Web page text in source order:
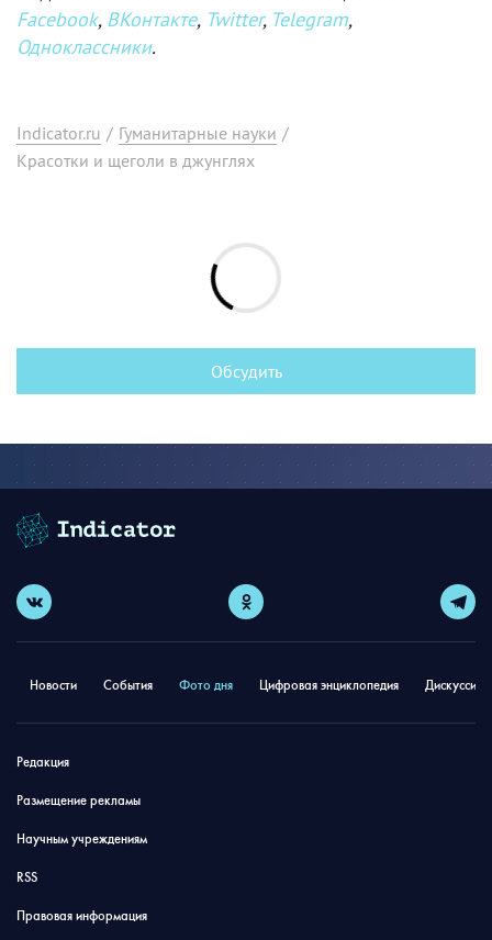
Facebook, ВКонтакте, Twitter, Telegram,
Одноклассники.
Indicator.ru / Гуманитарные науки /
Красотки и щеголи в джунглях
Обсудить
Новости События Фото дня Цифровая энциклопедия
Редакция
Размещение рекламы
Научным учреждениям
RSS
Правовая информация